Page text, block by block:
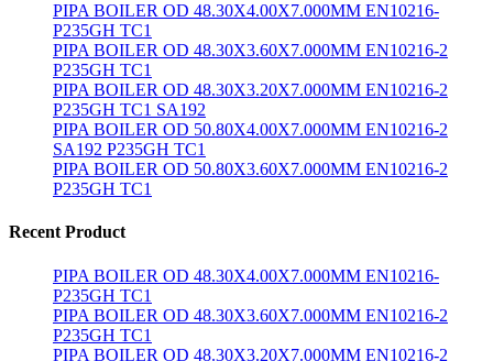
PIPA BOILER OD 48.30X4.00X7.000MM EN10216-
P235GH TC1
PIPA BOILER OD 48.30X3.60X7.000MM EN10216-2
P235GH TC1
PIPA BOILER OD 48.30X3.20X7.000MM EN10216-2
P235GH TC1 SA192
PIPA BOILER OD 50.80X4.00X7.000MM EN10216-2
SA192 P235GH TC1
PIPA BOILER OD 50.80X3.60X7.000MM EN10216-2
P235GH TC1
Recent Product
PIPA BOILER OD 48.30X4.00X7.000MM EN10216-
P235GH TC1
PIPA BOILER OD 48.30X3.60X7.000MM EN10216-2
P235GH TC1
PIPA BOILER OD 48.30X3.20X7.000MM EN10216-2